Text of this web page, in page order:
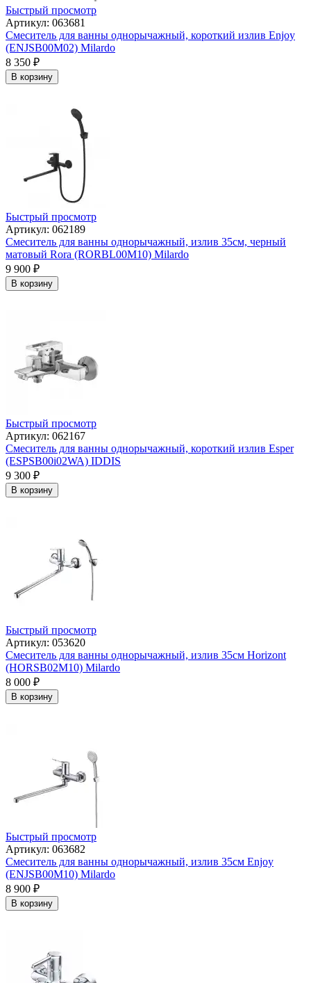
Быстрый просмотр
Артикул: 063681
Смеситель для ванны однорычажный, короткий излив Enjoy
(ENJSB00M02) Milardo
8 350 ₽
В корзину
Быстрый просмотр
Артикул: 062189
Смеситель для ванны однорычажный, излив 35см, черный
матовый Rora (RORBL00M10) Milardo
9 900 ₽
В корзину
Быстрый просмотр
Артикул: 062167
Смеситель для ванны однорычажный, короткий излив Esper
(ESPSB00i02WA) IDDIS
9 300 ₽
В корзину
Быстрый просмотр
Артикул: 053620
Смеситель для ванны однорычажный, излив 35см Horizont
(HORSB02M10) Milardo
8 000 ₽
В корзину
Быстрый просмотр
Артикул: 063682
Смеситель для ванны однорычажный, излив 35см Enjoy
(ENJSB00M10) Milardo
8 900 ₽
В корзину